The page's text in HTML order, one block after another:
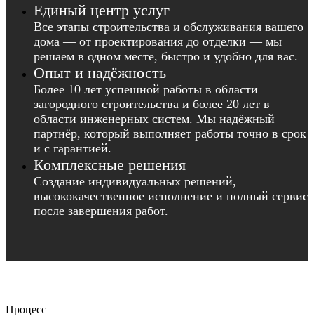
Единый центр услуг
Все этапы строительства и обслуживания вашего
дома — от проектирования до отделки — мы
решаем в одном месте, быстро и удобно для вас.
Опыт и надёжность
Более 10 лет успешной работы в области
загородного строительства и более 20 лет в
области инженерных систем. Мы надёжный
партнёр, который выполняет работы точно в срок
и с гарантией.
Комплексные решения
Создание индивидуальных решений,
высококачественное исполнение и полный сервис
после завершения работ.
Процесс